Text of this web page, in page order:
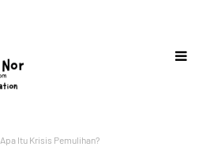
Apa Itu Krisis Pemulihan?